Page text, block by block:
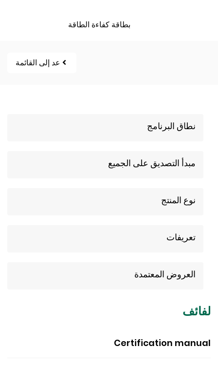
بطاقة كفاءة الطاقة
عد إلى القائمة
نطاق البرنامج
مبدأ التصديق على الجميع
نوع المنتج
تعريفات
العروض المعتمدة
Certification